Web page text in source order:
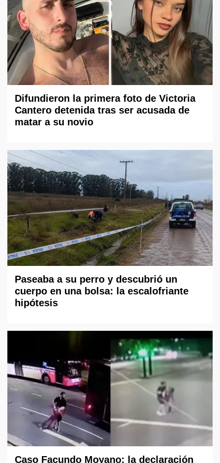
Difundieron la primera foto de Victoria
Cantero detenida tras ser acusada de
matar a su novio
Paseaba a su perro y descubrió un
cuerpo en una bolsa: la escalofriante
hipótesis
Caso Facundo Moyano: la declaración